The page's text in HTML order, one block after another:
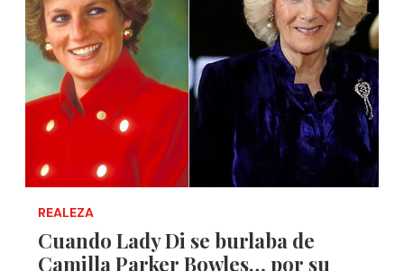
REALEZA
Cuando Lady Di se burlaba de
Camilla Parker Bowles… por su